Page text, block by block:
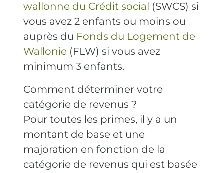
wallonne du Crédit social (SWCS) si
vous avez 2 enfants ou moins ou
auprès du Fonds du Logement de
Wallonie (FLW) si vous avez
minimum 3 enfants.
Comment déterminer votre
catégorie de revenus ?
Pour toutes les primes, il y a un
montant de base et une
majoration en fonction de la
catégorie de revenus qui est basée